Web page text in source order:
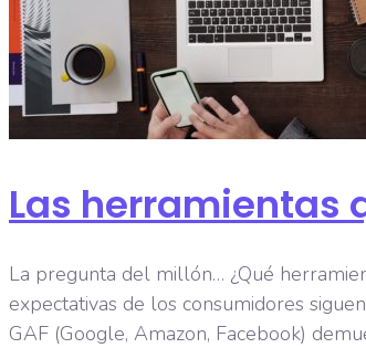
Las herramientas
La pregunta del millón… ¿Qué
expectativas de los consumidores
GAF (Google, Amazon, Facebook)